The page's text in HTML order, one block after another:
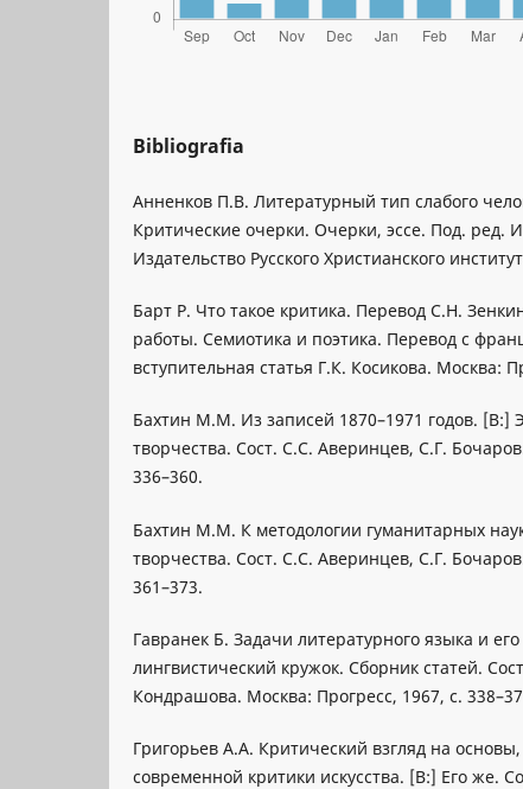
Bibliografia
Анненков П.В. Литературный тип слабого
Критические очерки. Очерки, эссе. Под. ред.
Издательство Русского Христианского
Барт Р. Что такое критика. Перевод С.Н.
работы. Семиотика и поэтика. Перевод с
вступительная статья Г.К. Косикова. Москва:
Бахтин М.М. Из записей 1870–1971 годов. [B:]
творчества. Сост. С.С. Аверинцев, С.Г.
336–360.
Бахтин М.М. К методологии гуманитарных
творчества. Сост. С.С. Аверинцев, С.Г.
361–373.
Гавранек Б. Задачи литературного языка и
лингвистический кружок. Сборник статей.
Кондрашова. Москва: Прогресс, 1967, c.
Григорьев А.А. Критический взгляд на
современной критики искусства. [В:] Его же.